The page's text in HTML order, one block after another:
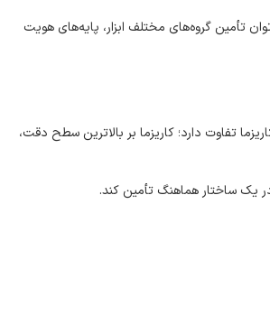
و توان تأمین گروه‌های مختلف ابزار، پایه‌های هویت
تفاوت دارد؛ کاریزما بر بالاترین سطح دقت،
یک ساختار هماهنگ تأمین کند.